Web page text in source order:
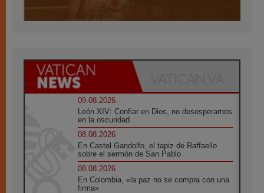
09.08.2026
León XIV: Confiar en Dios, no desesperarnos
en la oscuridad
08.08.2026
En Castel Gandolfo, el tapiz de Raffaello
sobre el sermón de San Pablo
08.08.2026
En Colombia, «la paz no se compra con una
firma»